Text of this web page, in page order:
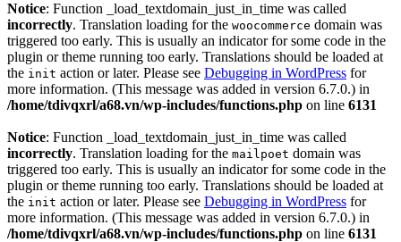
Notice: Function _load_textdomain_just_in_time was called
incorrectly. Translation loading for the woocommerce domain was
triggered too early. This is usually an indicator for some code in the
plugin or theme running too early. Translations should be loaded at
the init action or later. Please see Debugging in WordPress for
more information. (This message was added in version 6.7.0.) in
/home/tdivqxrl/a68.vn/wp-includes/functions.php on line 6131
Notice: Function _load_textdomain_just_in_time was called
incorrectly. Translation loading for the mailpoet domain was
triggered too early. This is usually an indicator for some code in the
plugin or theme running too early. Translations should be loaded at
the init action or later. Please see Debugging in WordPress for
more information. (This message was added in version 6.7.0.) in
/home/tdivqxrl/a68.vn/wp-includes/functions.php on line 6131